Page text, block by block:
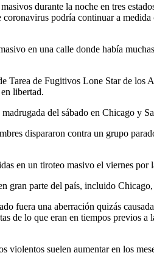
durante la noche en tres
podría continuar a
en una calle donde había
Tarea de Fugitivos Lone Star de
libertad.
del sábado en Chicago y
dispararon contra un grupo
en un tiroteo masivo el viernes
gran parte del país, incluido
fuera una aberración quizás
de lo que eran en tiempos previos
suelen aumentar en los